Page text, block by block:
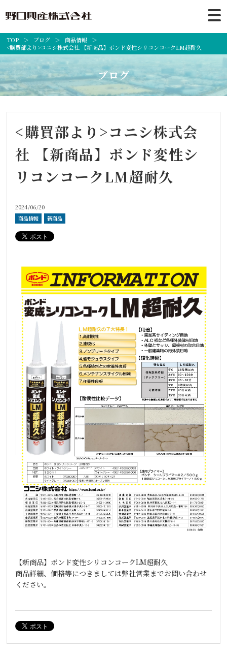
TOP ブログ
商品情報
<購買部より>コニシ株式会社 【新商品】ボンド変性シリコンコークLM超耐久
ブログ
<購買部より>コニシ株式会
社 【新商品】ボンド変性シ
リコンコークLM超耐久
2024/06/20
商品情報 新商品
【新商品】ボンド変性シリコンコークLM超耐久
商品詳細、価格等につきましては弊社営業までお問い合わせ
ください。